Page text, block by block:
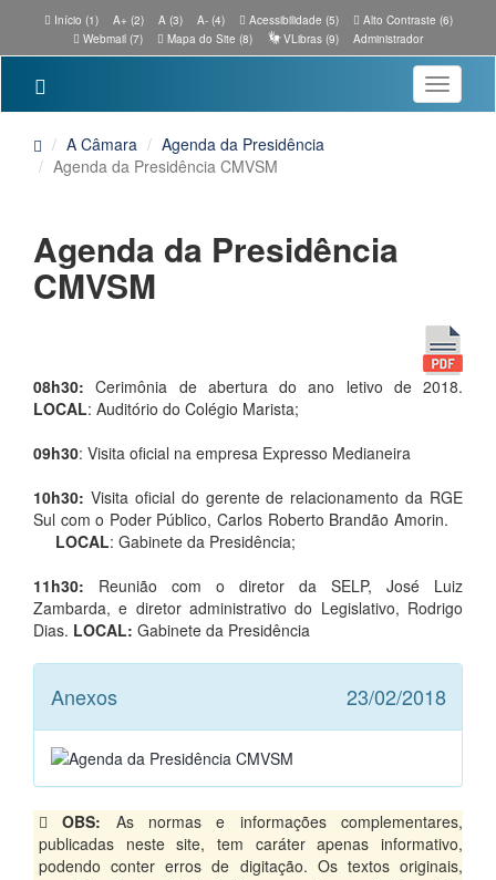
Início (1) A+ (2) A (3) A- (4) Acessibilidade (5)
Alto Contraste (6)
Webmail (7)
Mapa do Site (8) VLibras (9) Administrador
Toggle
A Câmara
Agenda da Presidência
Agenda da Presidência CMVSM
Agenda da Presidência
CMVSM
08h30: Cerimônia de abertura do ano letivo de 2018.
LOCAL: Auditório do Colégio Marista;
09h30: Visita oficial na empresa Expresso Medianeira
10h30: Visita oficial do gerente de relacionamento da RGE
Sul com o Poder Público, Carlos Roberto Brandão Amorin.
LOCAL: Gabinete da Presidência;
11h30: Reunião com o diretor da SELP, José Luiz
Zambarda, e diretor administrativo do Legislativo, Rodrigo
Dias. LOCAL: Gabinete da Presidência
Anexos 23/02/2018
OBS: As normas e informações complementares,
publicadas neste site, tem caráter apenas informativo,
podendo conter erros de digitação. Os textos originais,